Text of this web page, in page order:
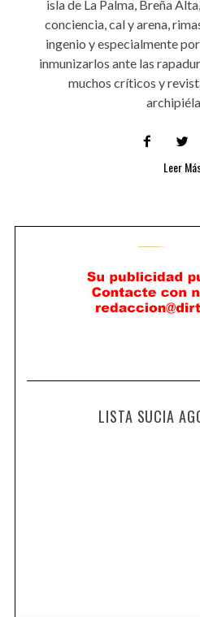
isla de La Palma, Breña
conciencia, cal y arena,
ingenio y especialmente
inmunizarlos ante las
muchos críticos y
Leer
LISTA SUCIA